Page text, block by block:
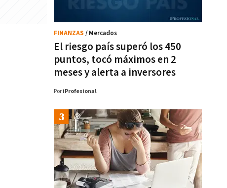
El riesgo país superó los 450
puntos, tocó máximos en 2
meses y alerta a inversores
FINANZAS / Mercados
Por iProfesional